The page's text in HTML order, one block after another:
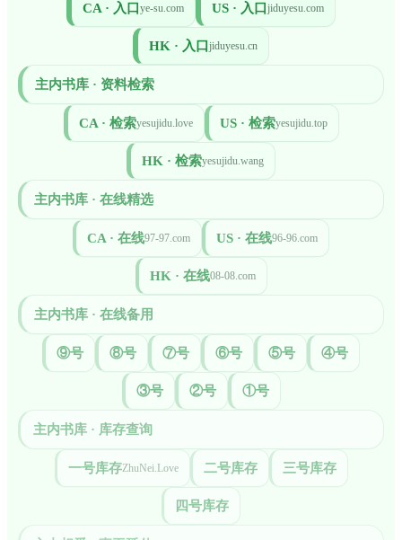
CA · 入口 ye-su.com US · 入口 jiduyesu.com
HK · 入口 jiduyesu.cn
主内书库 · 资料检索
CA · 检索yesujidu.love US · 检索yesujidu.top
HK · 检索yesujidu.wang
主内书库 · 在线精选
CA · 在线97-97.com US · 在线96-96.com
HK · 在线08-08.com
主内书库 · 在线备用
⑨号 ⑧号 ⑦号 ⑥号 ⑤号 ④号
③号 ②号 ①号
主内书库 · 库存查询
一号库存ZhuNei.Love 二号库存 三号库存
四号库存